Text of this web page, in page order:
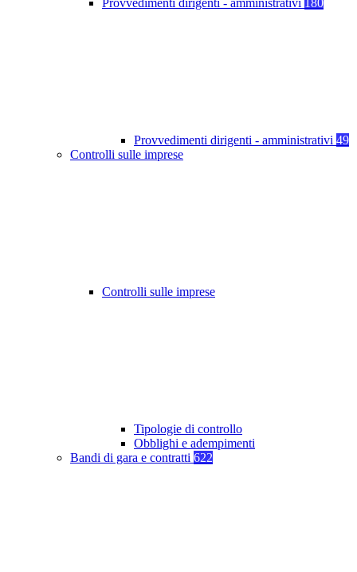
Provvedimenti dirigenti - amministrativi 180
Provvedimenti dirigenti - amministrativi 49
Controlli sulle imprese
Controlli sulle imprese
Tipologie di controllo
Obblighi e adempimenti
Bandi di gara e contratti 622